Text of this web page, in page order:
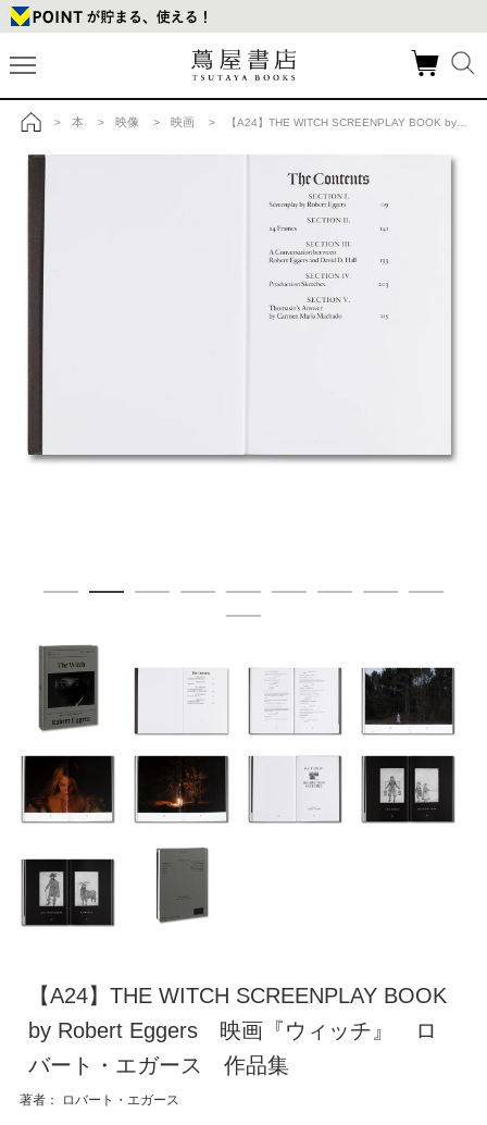
> 本 > 映像 > 映画 > 【A24】THE WITCH SCREENPLAY BOOK by Robert Eggers 映画『ウィッチ』 ロバート・エガース 作品集の商品詳細
【A24】THE WITCH SCREENPLAY BOOK
by Robert Eggers 映画『ウィッチ』 ロ
バート・エガース 作品集
著者： ロバート・エガース